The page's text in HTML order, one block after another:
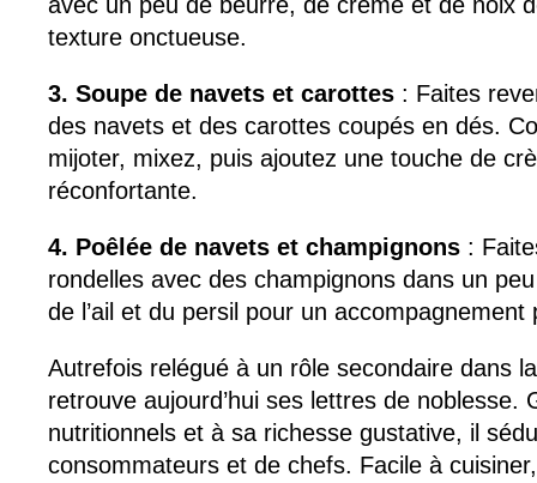
texture onctueuse.
3. Soupe de navets et carottes : Faites
des navets et des carottes coupés en dés.
mijoter, mixez, puis ajoutez une touche de
réconfortante.
4. Poêlée de navets et champignons :
rondelles avec des champignons dans un peu
de l’ail et du persil pour un
Autrefois relégué à un rôle secondaire dans
retrouve aujourd’hui ses lettres de noblesse.
nutritionnels et à sa richesse gustative, il
consommateurs et de chefs. Facile à